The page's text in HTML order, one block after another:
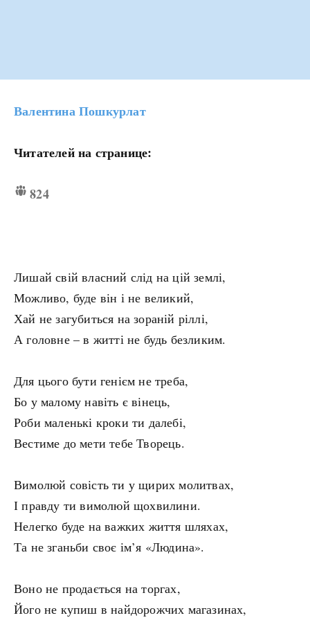
Валентина Пошкурлат
Читателей на странице:
824
Лишай свій власний слід на цій землі,
Можливо, буде він і не великий,
Хай не загубиться на зораній ріллі,
А головне – в житті не будь безликим.
Для цього бути генієм не треба,
Бо у малому навіть є вінець,
Роби маленькі кроки ти далебі,
Вестиме до мети тебе Творець.
Вимолюй совість ти у щирих молитвах,
І правду ти вимолюй щохвилини.
Нелегко буде на важких життя шляхах,
Та не зганьби своє ім’я «Людина».
Воно не продається на торгах,
Його не купиш в найдорожчих магазинах,